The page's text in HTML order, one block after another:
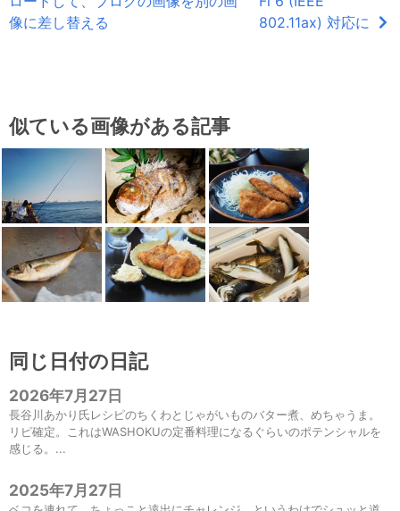
像に差し替える
802.11ax) 対応に
似ている画像がある記事
同じ日付の日記
2026年7月27日
長谷川あかり氏レシピのちくわとじゃがいものバター煮、めちゃうま。
リピ確定。これはWASHOKUの定番料理になるぐらいのポテンシャルを
感じる。...
2025年7月27日